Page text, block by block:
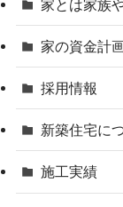
家とは家族
家の資金計
採用情報
新築住宅に
施工実績